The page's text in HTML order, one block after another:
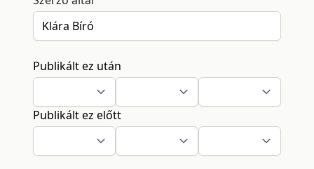
Publikált ez után
Publikált ez előtt